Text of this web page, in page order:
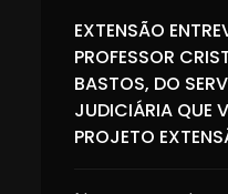
EXTENSÃO
PROFESSOR
BASTOS, DO
JUDICIÁRIA QUE
PROJETO